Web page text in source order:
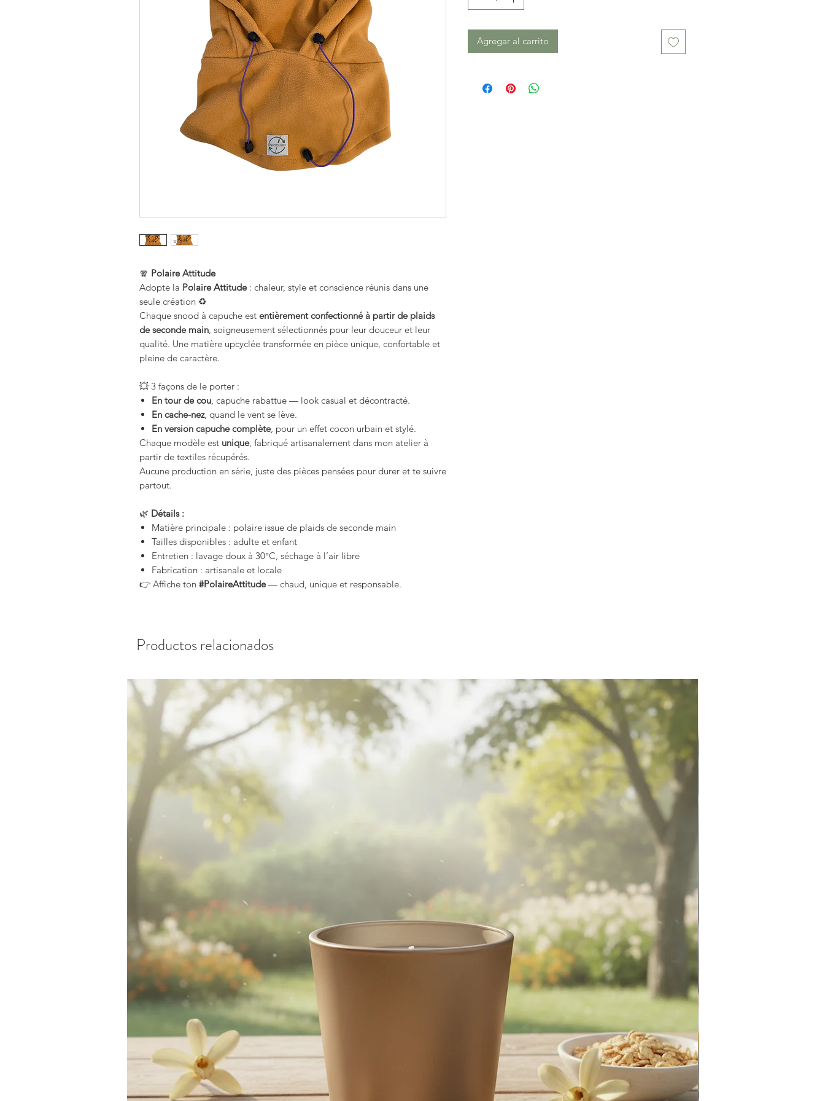
🧣 Polaire Attitude
Adopte la Polaire Attitude: chaleur, style et conscience réunis dans une
seule création ♻️
Chaque snood à capuche est entièrement confectionné à partir de plaids
de seconde main, soigneusement sélectionnés pour leur douceur et leur
qualité. Une matière upcyclée transformée en pièce unique, confortable et
pleine de caractère.
💥 3 façons de le porter :
En tour de cou, capuche rabattue — look casual et décontracté.
En cache-nez, quand le vent se lève.
En version capuche complète, pour un effet cocon urbain et stylé.
Chaque modèle est unique, fabriqué artisanalement dans mon atelier à
partir de textiles récupérés.
Aucune production en série, juste des pièces pensées pour durer et te suivre
partout.
🌿 Détails :
Matière principale : polaire issue de plaids de seconde main
Tailles disponibles : adulte et enfant
Entretien : lavage doux à 30°C, séchage à l’air libre
Fabrication : artisanale et locale
👉 Affiche ton #PolaireAttitude— chaud, unique et responsable.
Agregar al carrito
Productos relacionados